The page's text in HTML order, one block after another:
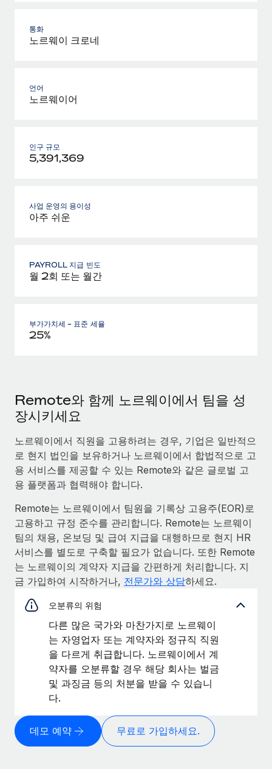
통화
노르웨이 크로네
언어
노르웨이어
인구 규모
5,391,369
사업 운영의 용이성
아주 쉬운
PAYROLL 지급 빈도
월 2회 또는 월간
부가가치세 - 표준 세율
25%
Remote와 함께 노르웨이에서 팀을 성
장시키세요
노르웨이에서 직원을 고용하려는 경우, 기업은 일반적으
로 현지 법인을 보유하거나 노르웨이에서 합법적으로 고
용 서비스를 제공할 수 있는 Remote와 같은 글로벌 고
용 플랫폼과 협력해야 합니다.
Remote는 노르웨이에서 팀원을 기록상 고용주(EOR)로
고용하고 규정 준수를 관리합니다. Remote는 노르웨이
팀의 채용, 온보딩 및 급여 지급을 대행하므로 현지 HR
서비스를 별도로 구축할 필요가 없습니다. 또한 Remote
는 노르웨이의 계약자 지급을 간편하게 처리합니다. 지
금 가입하여 시작하거나, 전문가와 상담하세요.
오분류의 위험
다른 많은 국가와 마찬가지로 노르웨이
는 자영업자 또는 계약자와 정규직 직원
을 다르게 취급합니다. 노르웨이에서 계
약자를 오분류할 경우 해당 회사는 벌금
및 과징금 등의 처분을 받을 수 있습니
다.
데모 예약 무료로 가입하세요.